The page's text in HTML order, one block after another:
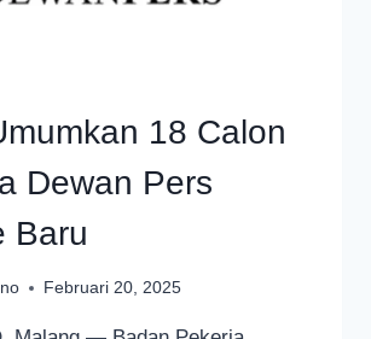
18 Calon
Dewan Pers
Baru
Februari 20, 2025